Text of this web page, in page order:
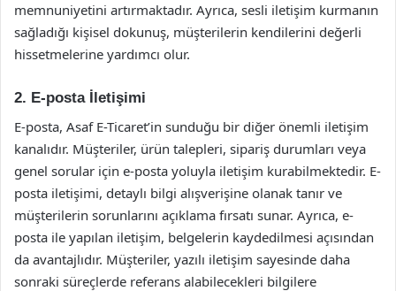
memnuniyetini artırmaktadır. Ayrıca, sesli iletişim kurmanın
sağladığı kişisel dokunuş, müşterilerin kendilerini değerli
hissetmelerine yardımcı olur.
2. E-posta İletişimi
E-posta, Asaf E-Ticaret’in sunduğu bir diğer önemli iletişim
kanalıdır. Müşteriler, ürün talepleri, sipariş durumları veya
genel sorular için e-posta yoluyla iletişim kurabilmektedir. E-
posta iletişimi, detaylı bilgi alışverişine olanak tanır ve
müşterilerin sorunlarını açıklama fırsatı sunar. Ayrıca, e-
posta ile yapılan iletişim, belgelerin kaydedilmesi açısından
da avantajlıdır. Müşteriler, yazılı iletişim sayesinde daha
sonraki süreçlerde referans alabilecekleri bilgilere